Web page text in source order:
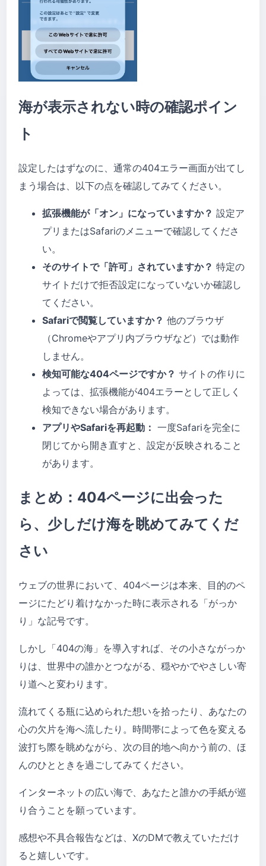
海が表示されない時の確認ポイン
ト
設定したはずなのに、通常の404エラー画面が出てし
まう場合は、以下の点を確認してみてください。
拡張機能が「オン」になっていますか？ 設定ア
プリまたはSafariのメニューで確認してくださ
い。
そのサイトで「許可」されていますか？ 特定の
サイトだけで拒否設定になっていないか確認し
てください。
Safariで閲覧していますか？ 他のブラウザ
（Chromeやアプリ内ブラウザなど）では動作
しません。
検知可能な404ページですか？ サイトの作りに
よっては、拡張機能が404エラーとして正しく
検知できない場合があります。
アプリやSafariを再起動： 一度Safariを完全に
閉じてから開き直すと、設定が反映されること
があります。
まとめ：404ページに出会った
ら、少しだけ海を眺めてみてくだ
さい
ウェブの世界において、404ページは本来、目的のペ
ージにたどり着けなかった時に表示される「がっか
り」な記号です。
しかし「404の海」を導入すれば、その小さながっか
りは、世界中の誰かとつながる、穏やかでやさしい寄
り道へと変わります。
流れてくる瓶に込められた想いを拾ったり、あなたの
心の欠片を海へ流したり。時間帯によって色を変える
波打ち際を眺めながら、次の目的地へ向かう前の、ほ
んのひとときを過ごしてみてください。
インターネットの広い海で、あなたと誰かの手紙が巡
り合うことを願っています。
感想や不具合報告などは、XのDMで教えていただけ
ると嬉しいです。